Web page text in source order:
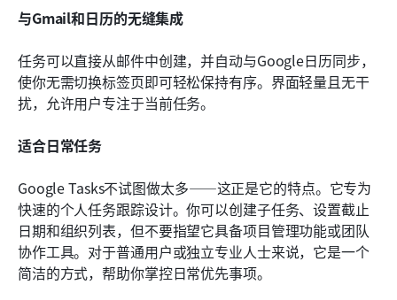
与Gmail和日历的无缝集成
任务可以直接从邮件中创建，并自动与Google日历同步，
使你无需切换标签页即可轻松保持有序。界面轻量且无干
扰，允许用户专注于当前任务。
适合日常任务
Google Tasks不试图做太多——这正是它的特点。它专为
快速的个人任务跟踪设计。你可以创建子任务、设置截止
日期和组织列表，但不要指望它具备项目管理功能或团队
协作工具。对于普通用户或独立专业人士来说，它是一个
简洁的方式，帮助你掌控日常优先事项。